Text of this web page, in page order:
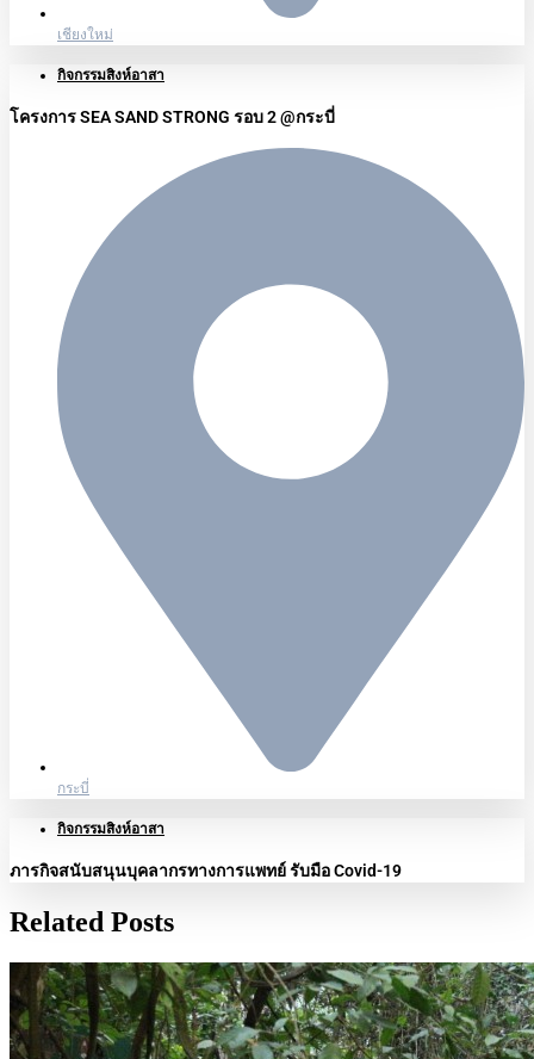
เชียงใหม่
กิจกรรมสิงห์อาสา
โครงการ SEA SAND STRONG รอบ 2 @กระบี่
กระบี่
กิจกรรมสิงห์อาสา
ภารกิจสนับสนุนบุคลากรทางการแพทย์ รับมือ Covid-19
Related Posts